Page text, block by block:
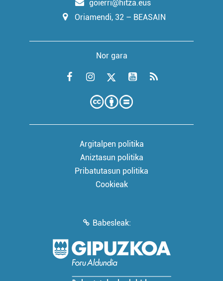
goierri@hitza.eus
Oriamendi, 32 – BEASAIN
Nor gara
Argitalpen politika
Aniztasun politika
Pribatutasun politika
Cookieak
Babesleak: